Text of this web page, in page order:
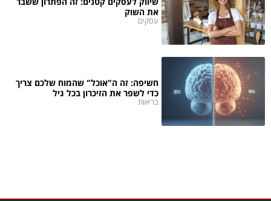
את השוק
עסקים
חשיפה: זה ה"אוכל" שהמוח שלכם צריך
כדי לשפר את הזיכרון בכל גיל
בריאות